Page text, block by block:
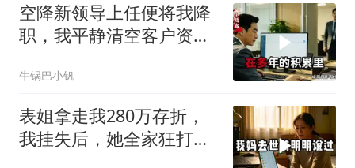
空降新领导上任便将我降
职，我平静清空客户资
业务
牛锅巴小钒
表姐拿走我280万存折，
我挂失后，她全家狂打